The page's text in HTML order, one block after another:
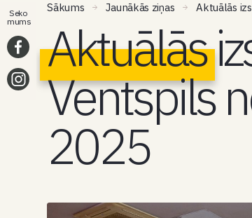
Sākums Jaunākās ziņas Aktuālās
Aktuālās
Ventspils
2025
Seko
mums